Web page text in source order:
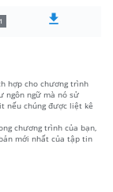
hợp cho chương trình
ngôn ngữ mà nó sử
nếu chúng được liệt kê
chương trình của bạn,
mới nhất của tập tin